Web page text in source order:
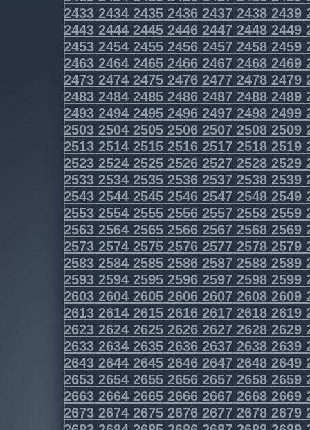
2433 2434 2435 2436 2437 2438 2439
2443 2444 2445 2446 2447 2448 2449
2453 2454 2455 2456 2457 2458 2459
2463 2464 2465 2466 2467 2468 2469
2473 2474 2475 2476 2477 2478 2479
2483 2484 2485 2486 2487 2488 2489
2493 2494 2495 2496 2497 2498 2499
2503 2504 2505 2506 2507 2508 2509
2513 2514 2515 2516 2517 2518 2519
2523 2524 2525 2526 2527 2528 2529
2533 2534 2535 2536 2537 2538 2539
2543 2544 2545 2546 2547 2548 2549
2553 2554 2555 2556 2557 2558 2559
2563 2564 2565 2566 2567 2568 2569
2573 2574 2575 2576 2577 2578 2579
2583 2584 2585 2586 2587 2588 2589
2593 2594 2595 2596 2597 2598 2599
2603 2604 2605 2606 2607 2608 2609
2613 2614 2615 2616 2617 2618 2619
2623 2624 2625 2626 2627 2628 2629
2633 2634 2635 2636 2637 2638 2639
2643 2644 2645 2646 2647 2648 2649
2653 2654 2655 2656 2657 2658 2659
2663 2664 2665 2666 2667 2668 2669
2673 2674 2675 2676 2677 2678 2679